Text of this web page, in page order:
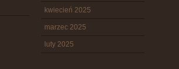
kwiecień 2025
marzec 2025
luty 2025